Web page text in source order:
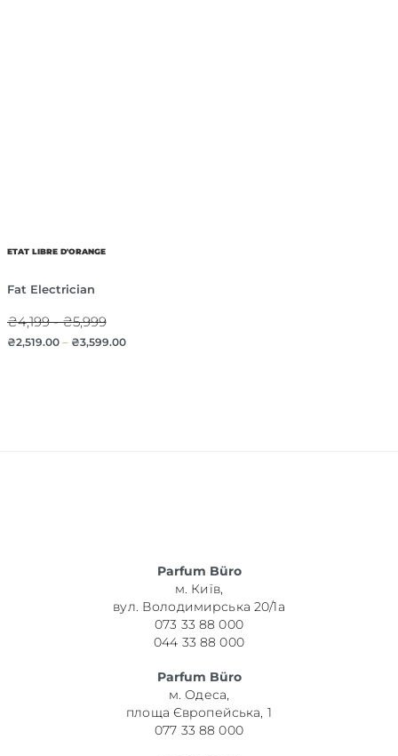
ETAT LIBRE D'ORANGE
Fat Electrician
₴4,199 - ₴5,999
₴2,519.00– ₴3,599.00
Parfum Büro
м. Київ,
вул. Володимирська 20/1а
073 33 88 000
044 33 88 000
Parfum Büro
м. Одеса,
площа Європейська, 1
077 33 88 000